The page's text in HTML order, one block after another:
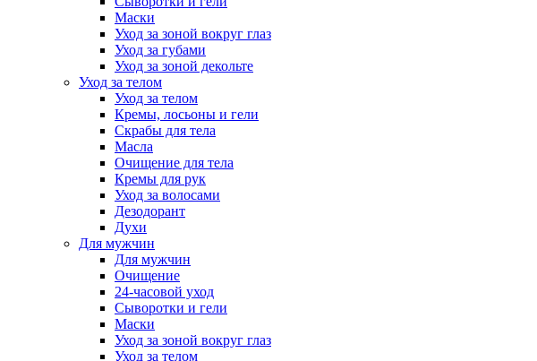
Маски
Уход за зоной вокруг глаз
Уход за губами
Уход за зоной декольте
Уход за телом
Уход за телом
Кремы, лосьоны и гели
Скрабы для тела
Масла
Очищение для тела
Кремы для рук
Уход за волосами
Дезодорант
Духи
Для мужчин
Для мужчин
Очищение
24-часовой уход
Сыворотки и гели
Маски
Уход за зоной вокруг глаз
Уход за телом